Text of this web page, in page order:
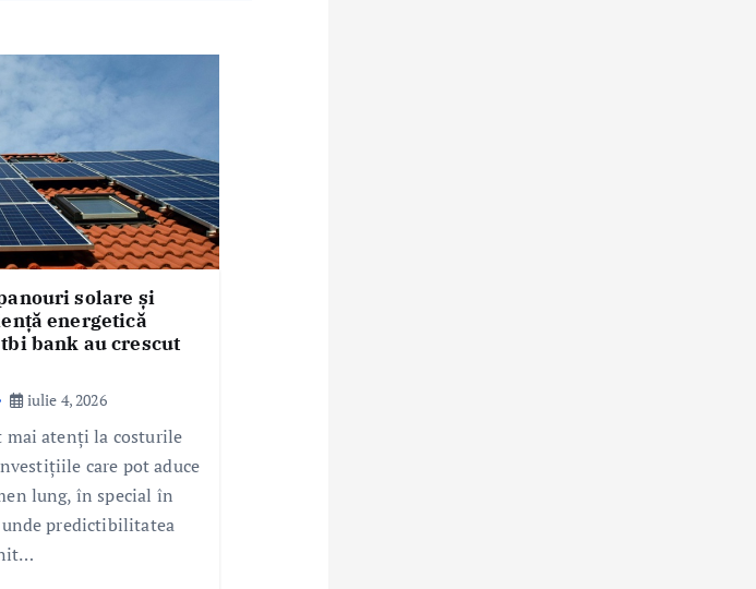
solare și
energetică
bank au crescut
iulie 4, 2026
atenți la costurile
care pot aduce
lung, în special în
unde predictibilitatea